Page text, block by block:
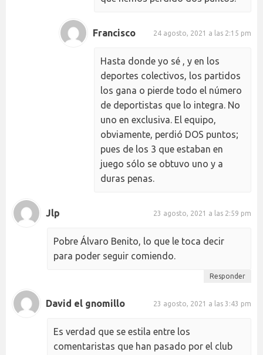
Francisco 24 agosto, 2021 a las 2:15 pm
Hasta donde yo sé , y en los
deportes colectivos, los partidos
los gana o pierde todo el número
de deportistas que lo integra. No
uno en exclusiva. El equipo,
obviamente, perdió DOS puntos;
pues de los 3 que estaban en
juego sólo se obtuvo uno y a
duras penas.
Jlp 23 agosto, 2021 a las 2:59 pm
Pobre Álvaro Benito, lo que le toca decir
para poder seguir comiendo.
Responder
David el gnomillo 23 agosto, 2021 a las 3:43 pm
Es verdad que se estila entre los
comentaristas que han pasado por el club